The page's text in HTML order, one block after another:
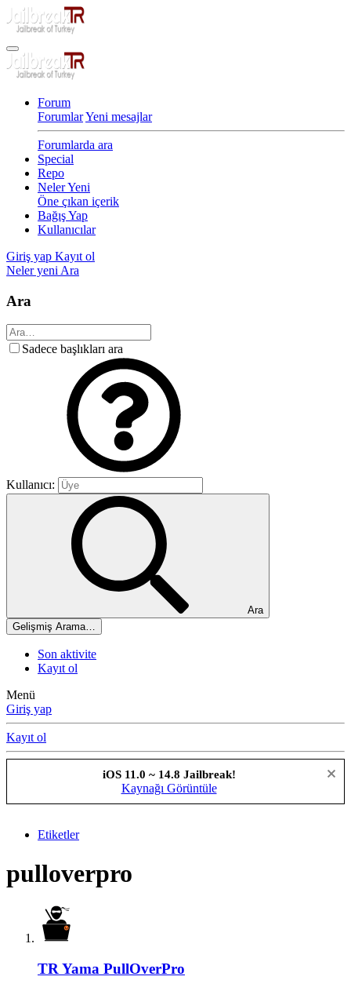
Forum
ForumlarYeni mesajlar
Forumlarda ara
Special
Repo
Neler Yeni
Öne çıkan içerik
Bağış Yap
Kullanıcılar
Giriş yap Kayıt ol
Neler yeni Ara
Ara
Sadece başlıkları ara
Kullanıcı:
Ara
Gelişmiş Arama…
Son aktivite
Kayıt ol
Menü
Giriş yap
Kayıt ol
iOS 11.0 ~ 14.8 Jailbreak!
Kaynağı Görüntüle
Etiketler
pulloverpro
TR Yama PullOverPro